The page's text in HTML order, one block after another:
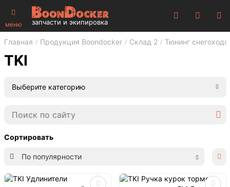
меню запчасти и экипировка
Главная Продукция Boondocker Склад 2 Тюнинг
TKI
Выберите категорию
Сортировать
По популярности